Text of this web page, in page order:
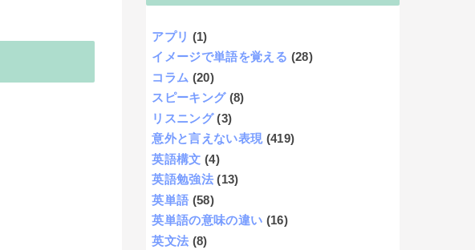
アプリ (1)
イメージで単語を覚える (28)
コラム (20)
スピーキング (8)
リスニング (3)
意外と言えない表現 (419)
英語構文 (4)
英語勉強法 (13)
英単語 (58)
英単語の意味の違い (16)
英文法 (8)